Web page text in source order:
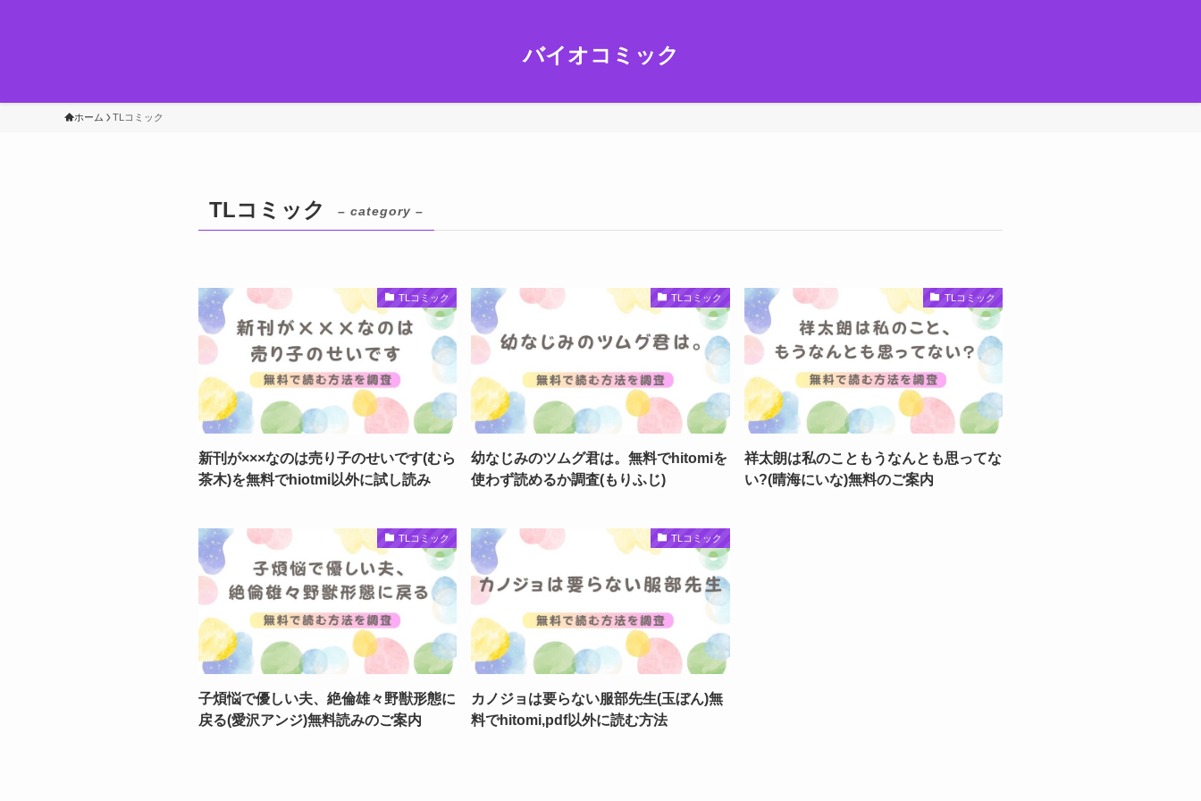
バイオコミック
ホーム TLコミック
TLコミック – category –
TLコミック
新刊が×××なのは売り子のせいです(むら
茶木)を無料でhiotmi以外に試し読み
TLコミック
幼なじみのツムグ君は。無料でhitomiを
使わず読めるか調査(もりふじ)
TLコミック
祥太朗は私のこともうなんとも思ってな
い?(晴海にいな)無料のご案内
TLコミック
子煩悩で優しい夫、絶倫雄々野獣形態に
戻る(愛沢アンジ)無料読みのご案内
TLコミック
カノジョは要らない服部先生(玉ぼん)無
料でhitomi,pdf以外に読む方法